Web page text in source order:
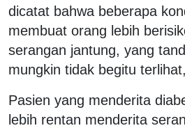
dicatat bahwa beberapa
membuat orang lebih
serangan jantung, yang
mungkin tidak begitu
Pasien yang menderita
lebih rentan menderita